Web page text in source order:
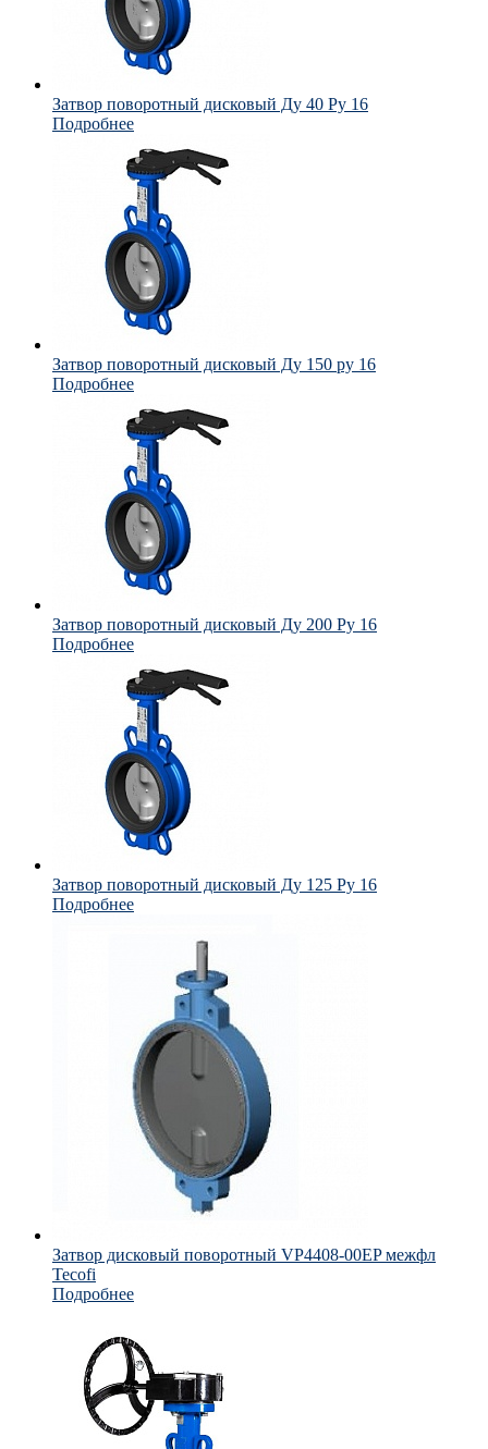
Затвор поворотный дисковый Ду 40 Ру 16
Подробнее
Затвор поворотный дисковый Ду 150 ру 16
Подробнее
Затвор поворотный дисковый Ду 200 Ру 16
Подробнее
Затвор поворотный дисковый Ду 125 Ру 16
Подробнее
Затвор дисковый поворотный VP4408-00EP межфл
Tecofi
Подробнее